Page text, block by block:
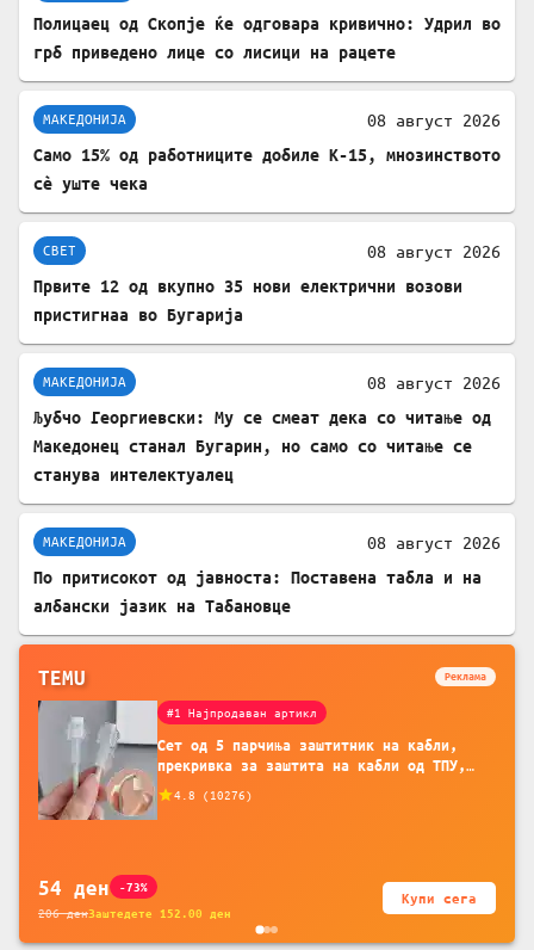
Полицаец од Скопје ќе одговара кривично: Удрил во
грб приведено лице со лисици на рацете
МАКЕДОНИЈА 08 август 2026
Само 15% од работниците добиле К-15, мнозинството
сè уште чека
СВЕТ 08 август 2026
Првите 12 од вкупно 35 нови електрични возови
пристигнаа во Бугарија
МАКЕДОНИЈА 08 август 2026
Љубчо Георгиевски: Му се смеат дека со читање од
Македонец станал Бугарин, но само со читање се
станува интелектуалец
МАКЕДОНИЈА 08 август 2026
По притисокот од јавноста: Поставена табла и на
албански јазик на Табановце
TEMU Реклама
#1 Најпродаван артикл
Сет од 5 парчиња заштитник на кабли,
прекривка за заштита на кабли од ТПУ,
батерија, за мобилни телефони, комплет
4.8 ( 10276)
54 ден -73%
206денЗаштедете 152.00 ден
Купи сега